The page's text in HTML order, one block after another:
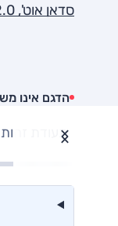
סדאן אוט', 2.0 ל', RX
הדגם אינו
תעודת זהות